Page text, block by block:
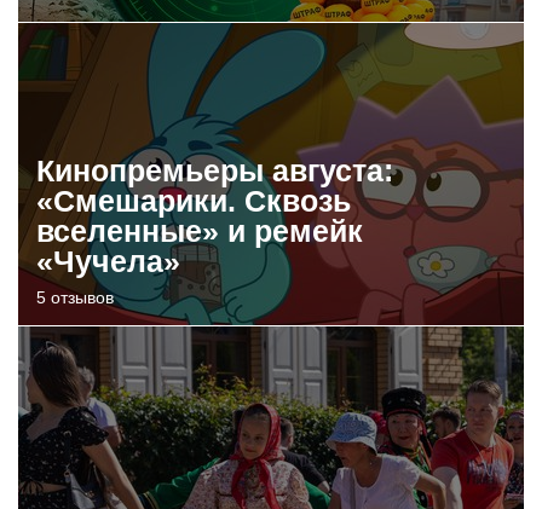
Кинопремьеры августа:
«Смешарики. Сквозь
вселенные» и ремейк
«Чучела»
5 отзывов